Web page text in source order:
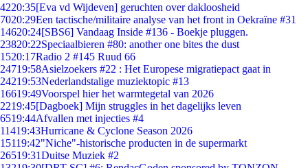
4220:35[Eva vd Wijdeven] geruchten over dakloosheid
7020:29Een tactische/militaire analyse van het front in Oekraïne #31
14620:24[SBS6] Vandaag Inside #136 - Boekje pluggen.
23820:22Speciaalbieren #80: another one bites the dust
1520:17Radio 2 #145 Ruud 66
24719:58Asielzoekers #22 : Het Europese migratiepact gaat in
24219:53Nederlandstalige muziektopic #13
16619:49Voorspel hier het warmtegetal van 2026
2219:45[Dagboek] Mijn struggles in het dagelijks leven
6519:44Afvallen met injecties #4
11419:43Hurricane & Cyclone Season 2026
15119:42"Niche"-historische producten in de supermarkt
26519:31Duitse Muziek #2